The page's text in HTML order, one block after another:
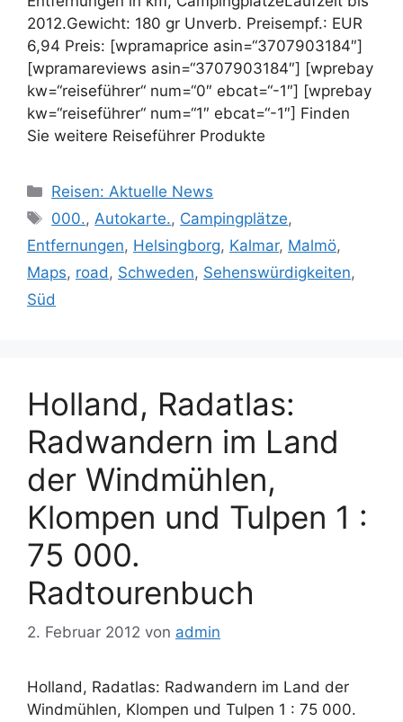
2012.Gewicht: 180 gr Unverb. Preisempf.: EUR
6,94 Preis: [wpramaprice asin=“3707903184″]
[wpramareviews asin=“3707903184″] [wprebay
kw=“reiseführer“ num=“0″ ebcat=“-1″] [wprebay
kw=“reiseführer“ num=“1″ ebcat=“-1″] Finden
Sie weitere Reiseführer Produkte
Kategorien
Reisen: Aktuelle News
Schlagwörter
000., Autokarte., Campingplätze,
Entfernungen, Helsingborg, Kalmar, Malmö,
Maps, road , Schweden, Sehenswürdigkeiten,
Süd
Holland, Radatlas:
Radwandern im Land
der Windmühlen,
Klompen und Tulpen 1 :
75 000.
Radtourenbuch
2. Februar 2012 von admin
Holland, Radatlas: Radwandern im Land der
Windmühlen, Klompen und Tulpen 1 : 75 000.